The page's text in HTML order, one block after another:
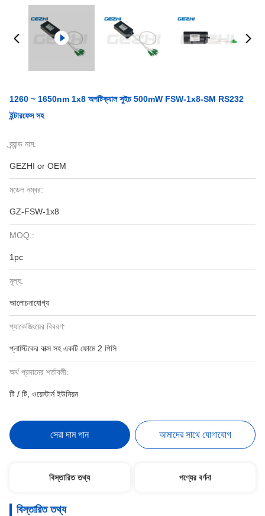
1260 ~ 1650nm 1x8 অপটিক্যাল সুইচ 500mW FSW-1x8-SM RS232
ইন্টারফেস সহ
ব্র্যান্ড নাম:
GEZHI or OEM
মডেল নম্বর:
GZ-FSW-1x8
MOQ.:
1pc
মূল্য:
আলোচনাযোগ্য
প্যাকেজিংয়ের বিবরণ:
প্লাস্টিকের বাক্স সহ একটি ফোমে 2 পিসি
অর্থ প্রদানের শর্তাবলী:
টি / টি, ওয়েস্টার্ন ইউনিয়ন
সেরা দাম পান আমাদের সাথে যোগাযোগ
বিস্তারিত তথ্য পণ্যের বর্ণনা
বিস্তারিত তথ্য